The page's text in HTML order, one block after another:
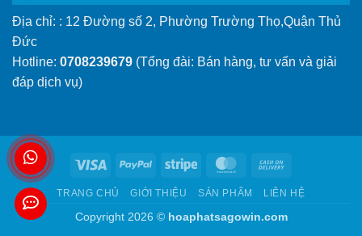
Địa chỉ: : 12 Đường số 2, Phường Trường Thọ,Quận Thủ
Đức
Hotline: 0708239679 (Tổng đài: Bán hàng, tư vấn và giải
đáp dịch vụ)
Visa PayPal Stripe MasterCard
Delivery
TRANG CHỦ GIỚI THIỆU SẢN PHẨM LIÊN HỆ
Copyright 2026 © hoaphatsagowin.com